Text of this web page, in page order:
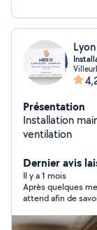
Présentation
Installation
ventilation
Dernier avis
Il y a 1 mois
Après quelques
attend afin de